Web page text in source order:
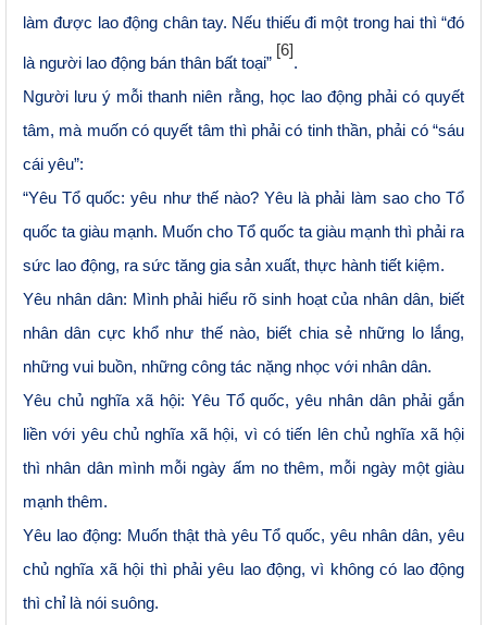
làm được lao động chân tay. Nếu thiếu đi một trong hai thì “đó
là người lao động bán thân bất toại”
[6]
.
Người lưu ý mỗi thanh niên rằng, học lao động phải có quyết
tâm, mà muốn có quyết tâm thì phải có tinh thần, phải có “sáu
cái yêu”:
“Yêu Tổ quốc: yêu như thế nào? Yêu là phải làm sao cho Tổ
quốc ta giàu mạnh. Muốn cho Tổ quốc ta giàu mạnh thì phải ra
sức lao động, ra sức tăng gia sản xuất, thực hành tiết kiệm.
Yêu nhân dân: Mình phải hiểu rõ sinh hoạt của nhân dân, biết
nhân dân cực khổ như thế nào, biết chia sẻ những lo lắng,
những vui buồn, những công tác nặng nhọc với nhân dân.
Yêu chủ nghĩa xã hội: Yêu Tổ quốc, yêu nhân dân phải gắn
liền với yêu chủ nghĩa xã hội, vì có tiến lên chủ nghĩa xã hội
thì nhân dân mình mỗi ngày ấm no thêm, mỗi ngày một giàu
mạnh thêm.
Yêu lao động: Muốn thật thà yêu Tổ quốc, yêu nhân dân, yêu
chủ nghĩa xã hội thì phải yêu lao động, vì không có lao động
thì chỉ là nói suông.